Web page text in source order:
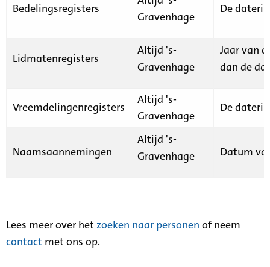
Bedelingsregisters
Gravenhage
De
Lidmatenregisters
Altijd 's-
Gravenhage
Jaar van
dan de
Vreemdelingenregisters
Altijd 's-
Gravenhage
De
Naamsaannemingen
Altijd 's-
Gravenhage
Datum
Lees meer over het zoeken naar personen of neem
contact met ons op.